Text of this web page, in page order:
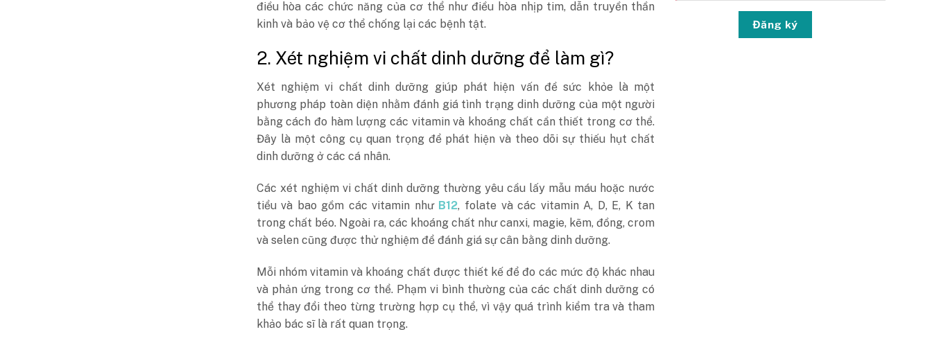
điều hòa các chức năng của cơ thể như điều hòa nhịp tim, dẫn truyền thần
kinh và bảo vệ cơ thể chống lại các bệnh tật.
2. Xét nghiệm vi chất dinh dưỡng để làm gì?
Xét nghiệm vi chất dinh dưỡng giúp phát hiện vấn đề sức khỏe là một
phương pháp toàn diện nhằm đánh giá tình trạng dinh dưỡng của một người
bằng cách đo hàm lượng các vitamin và khoáng chất cần thiết trong cơ thể.
Đây là một công cụ quan trọng để phát hiện và theo dõi sự thiếu hụt chất
dinh dưỡng ở các cá nhân.
Các xét nghiệm vi chất dinh dưỡng thường yêu cầu lấy mẫu máu hoặc nước
tiểu và bao gồm các vitamin như B12, folate và các vitamin A, D, E, K tan
trong chất béo. Ngoài ra, các khoáng chất như canxi, magie, kẽm, đồng, crom
và selen cũng được thử nghiệm để đánh giá sự cân bằng dinh dưỡng.
Mỗi nhóm vitamin và khoáng chất được thiết kế để đo các mức độ khác nhau
và phản ứng trong cơ thể. Phạm vi bình thường của các chất dinh dưỡng có
thể thay đổi theo từng trường hợp cụ thể, vì vậy quá trình kiểm tra và tham
khảo bác sĩ là rất quan trọng.
Đăng ký